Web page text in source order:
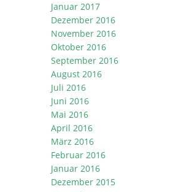
Januar 2017
Dezember 2016
November 2016
Oktober 2016
September 2016
August 2016
Juli 2016
Juni 2016
Mai 2016
April 2016
März 2016
Februar 2016
Januar 2016
Dezember 2015